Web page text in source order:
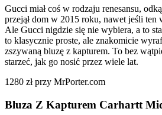
Gucci miał coś w rodzaju renesansu,
przejął dom w 2015 roku, nawet jeśli ten
Ale Gucci nigdzie się nie wybiera, a to
to klasycznie proste, ale znakomicie
zszywaną bluzę z kapturem. To bez
starzeć, jak go nosić przez wiele lat.
1280 zł przy MrPorter.com
Bluza Z Kapturem Carhartt